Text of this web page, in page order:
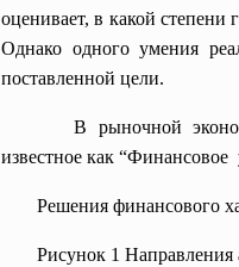
оценивает, в какой
Однако одного умения
поставленной цели.
В рыночной
известное как
Решения финансового
Рисунок 1 Направления